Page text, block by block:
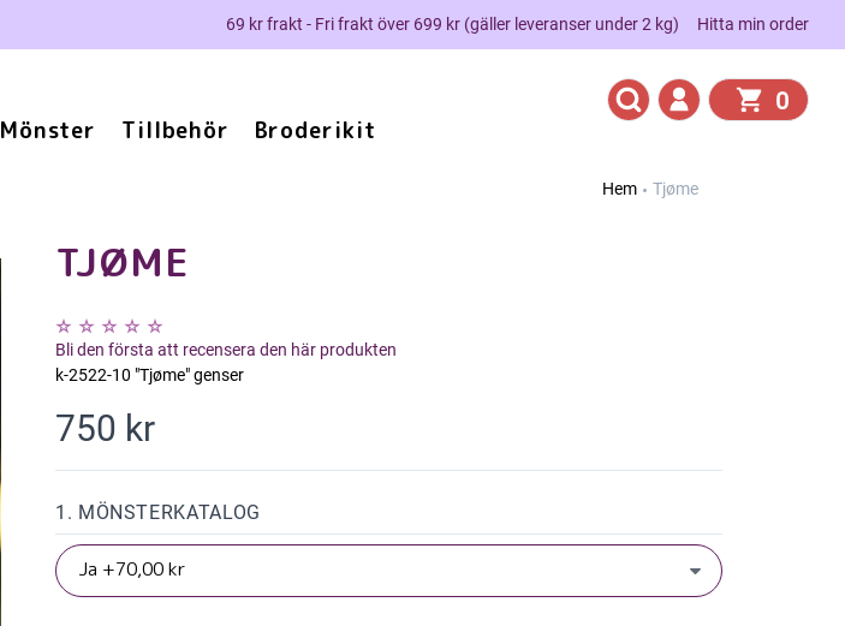
69 kr frakt - Fri frakt över 699 kr (gäller leveranser under 2 kg) Hitta min order
Mönster Tillbehör Broderikit
0
Hem Tjøme
TJØME
Bli den första att recensera den här produkten
k-2522-10 "Tjøme" genser
750 kr
1. MÖNSTERKATALOG